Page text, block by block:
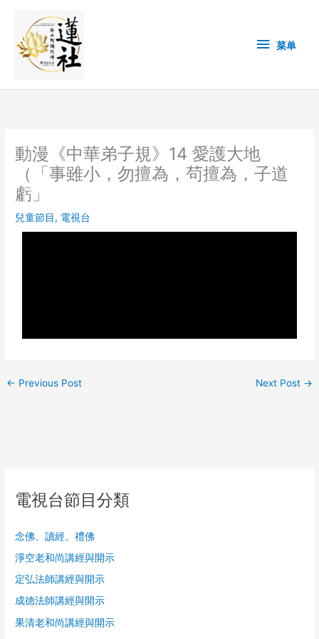
content
单 菜单
動漫《中華弟子規》14 愛護大地
（「事雖小，勿擅為，茍擅為，子道
虧」
兒童節目, 電視台
← Previous Post Next Post →
電視台節目分類
念佛、讀經、禮佛
淨空老和尚講經與開示
定弘法師講經與開示
成德法師講經與開示
果清老和尚講經與開示